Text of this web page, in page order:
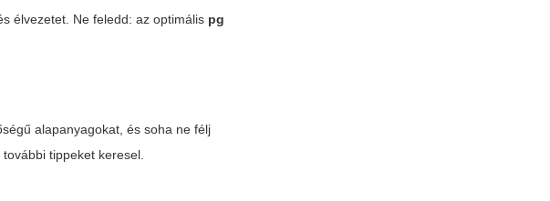
élvezetet. Ne feledd: az optimális pg
alapanyagokat, és soha ne félj
tippeket keresel.